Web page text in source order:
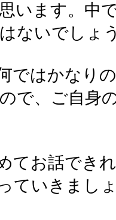
います。中
ないでしょ
ではかなり
で、ご自身
てお話でき
ていきまし